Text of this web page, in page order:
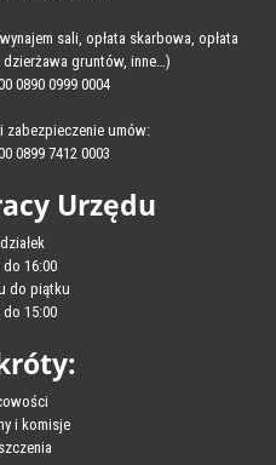
sali, opłata skarbowa, opłata
gruntów, inne…)
0890 0999 0004
umów:
0899 7412 0003
Urzędu
16:00
do piątku
15:00
i komisje